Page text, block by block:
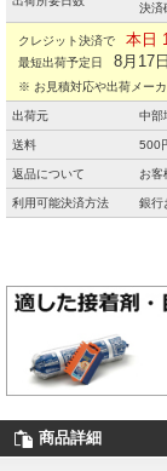
決済
クレジット決済で 本日
最短出荷予定日
8月17日
※ お見積対応や出荷メーカ
出荷元 中部
送料 500
返品について お客
利用可能決済方法 銀行
商品詳細